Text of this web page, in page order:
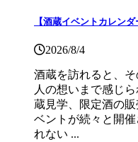
【酒蔵イベントカレン
2026/8/4
酒蔵を訪れると、
人の想いまで感じ
蔵見学、限定酒の
ベントが続々と開
れない ...